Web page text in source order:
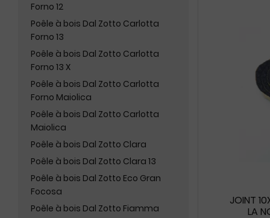
Forno 12
Poêle à bois Dal Zotto Carlotta
Forno 13
Poêle à bois Dal Zotto Carlotta
Forno 13 X
Poêle à bois Dal Zotto Carlotta
Forno Maiolica
Poêle à bois Dal Zotto Carlotta
Maiolica
Poêle à bois Dal Zotto Clara
Poêle à bois Dal Zotto Clara 13
Poêle à bois Dal Zotto Eco Gran
Focosa
Poêle à bois Dal Zotto Fiamma
JOINT
LA